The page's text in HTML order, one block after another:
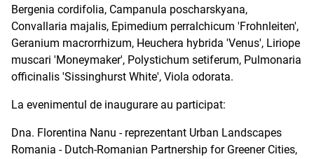
Bergenia cordifolia, Campanula poscharskyana,
Convallaria majalis, Epimedium perralchicum 'Frohnleiten',
Geranium macrorrhizum, Heuchera hybrida 'Venus', Liriope
muscari 'Moneymaker', Polystichum setiferum, Pulmonaria
officinalis 'Sissinghurst White', Viola odorata.
La evenimentul de inaugurare au participat:
Dna. Florentina Nanu - reprezentant Urban Landscapes
Romania - Dutch-Romanian Partnership for Greener Cities,